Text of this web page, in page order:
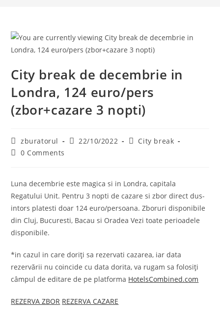
City break de decembrie in
Londra, 124 euro/pers
(zbor+cazare 3 nopti)
Post
author:
zburatorul
Post22/10/2022
PostCity break
Post0 Comments
Luna decembrie este magica si in Londra, capitala
Regatului Unit. Pentru 3 nopti de cazare si zbor direct dus-
intors platesti doar 124 euro/persoana. Zboruri disponibile
din Cluj, Bucuresti, Bacau si Oradea Vezi toate perioadele
disponibile.
*in cazul in care doriți sa rezervati cazarea, iar data
rezervării nu coincide cu data dorita, va rugam sa folosiți
câmpul de editare de pe platforma HotelsCombined.com
REZERVA ZBOR REZERVA CAZARE